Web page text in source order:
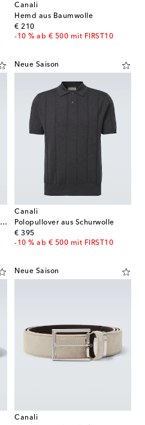
Canali
Hemd aus Baumwolle
€ 210
original price
-10 % ab € 500 mit FIRST10
Hemd aus Baumwolle und Kaschmir
Neue Saison
Canali
Polopullover aus Schurwolle
€ 395
original price
-10 % ab € 500 mit FIRST10
Neue Saison
Canali